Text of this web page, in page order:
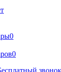
0
0
звонок